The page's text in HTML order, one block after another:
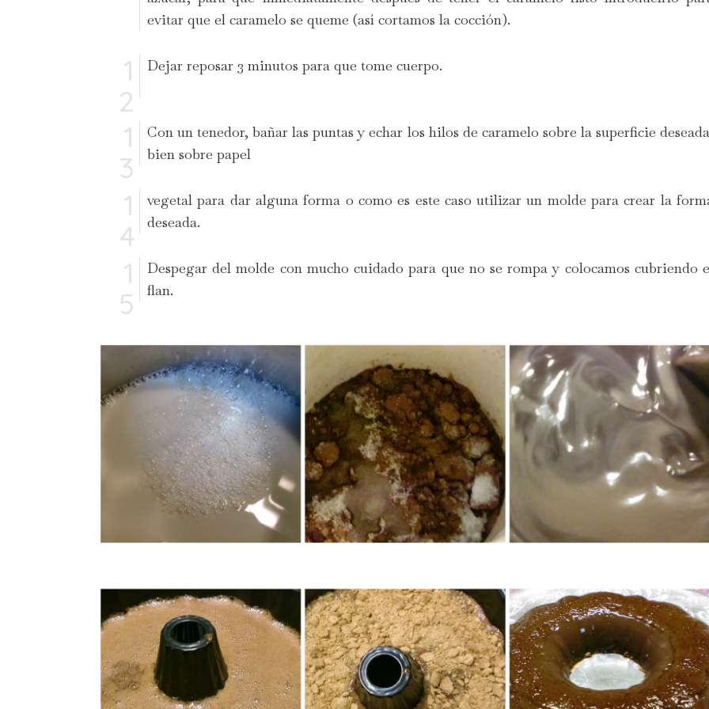
evitar que el caramelo se queme (así cortamos la cocción).
Dejar reposar 3 minutos para que tome cuerpo.
Con un tenedor, bañar las puntas y echar los hilos de caramelo sobre la superficie
bien sobre papel
vegetal para dar alguna forma o como es este caso utilizar un molde para crear la
deseada.
Despegar del molde con mucho cuidado para que no se rompa y colocamos cubriendo
flan.